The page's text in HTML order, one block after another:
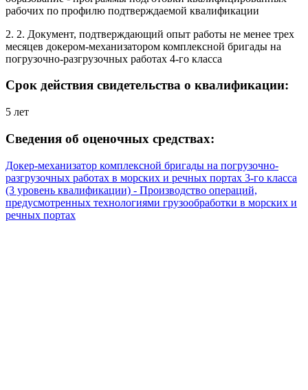
рабочих по профилю подтверждаемой квалификации
2. 2. Документ, подтверждающий опыт работы не менее трех
месяцев докером-механизатором комплексной бригады на
погрузочно-разгрузочных работах 4-го класса
Срок действия свидетельства о квалификации:
5 лет
Сведения об оценочных средствах:
Докер-механизатор комплексной бригады на погрузочно-
разгрузочных работах в морских и речных портах 3-го класса
(3 уровень квалификации) - Производство операций,
предусмотренных технологиями грузообработки в морских и
речных портах